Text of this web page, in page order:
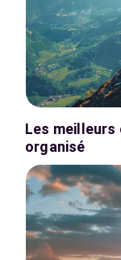
Les
organisé